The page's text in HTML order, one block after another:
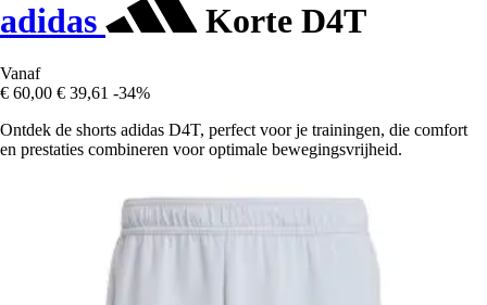
adidas Korte D4T
Vanaf
€ 60,00 € 39,61 -34%
Ontdek de shorts adidas D4T, perfect voor je trainingen, die comfort
en prestaties combineren voor optimale bewegingsvrijheid.